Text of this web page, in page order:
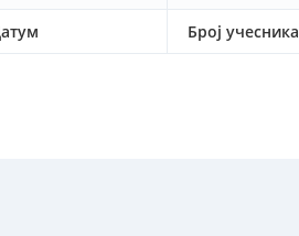
Број учесника